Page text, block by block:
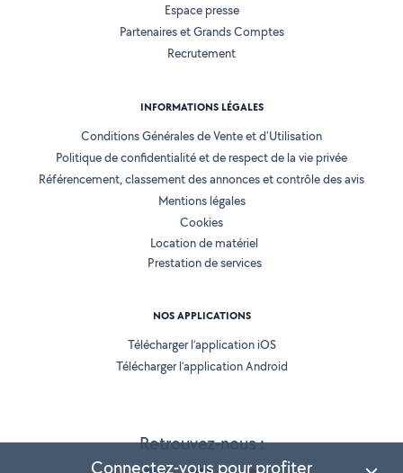
Retrouvez-nous :
Espace presse
Partenaires et Grands Comptes
Recrutement
INFORMATIONS LÉGALES
Conditions Générales de Vente et d'Utilisation
Politique de confidentialité et de respect de la vie privée
Référencement, classement des annonces et contrôle des avis
Mentions légales
Cookies
Location de matériel
Prestation de services
NOS APPLICATIONS
Télécharger l’application iOS
Télécharger l’application Android
Connectez-vous pour profiter